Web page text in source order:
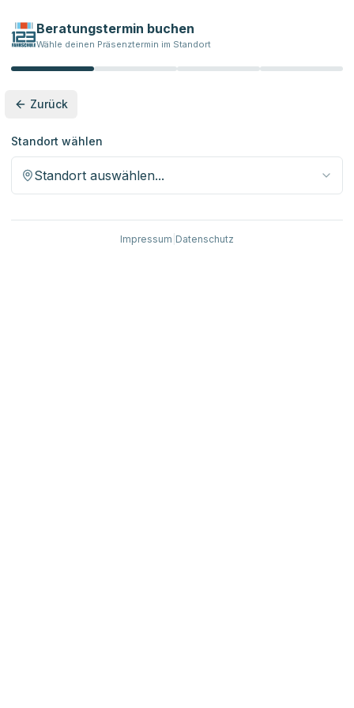
Beratungstermin buchen
Wähle deinen Präsenztermin im Standort
Zurück
Standort wählen
Standort auswählen...
Impressum Datenschutz